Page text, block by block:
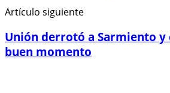
Artículo siguiente
Unión derrotó a Sarmiento y
buen momento